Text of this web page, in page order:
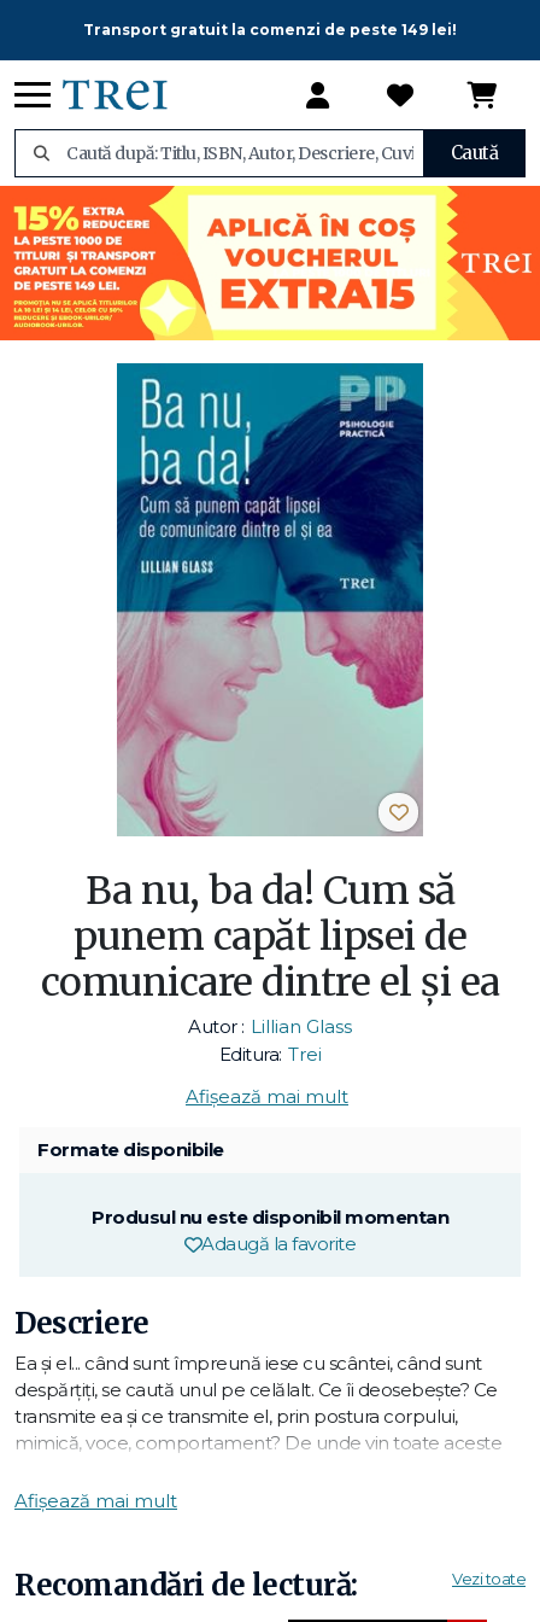
Transport gratuit la comenzi de peste 149 lei!
Caută
Ba nu, ba da! Cum să
punem capăt lipsei de
comunicare dintre el şi ea
Autor : Lillian Glass
Editura: Trei
Afișează mai mult
Formate disponibile
Produsul nu este disponibil momentan
Adaugă la favorite
Descriere
Ea şi el... când sunt împreună iese cu scântei, când sunt
despărţiţi, se caută unul pe celălalt. Ce îi deosebeşte? Ce
transmite ea şi ce transmite el, prin postura corpului,
mimică, voce, comportament? De unde vin toate aceste
parcursul vieţii? Sunt întrebări care ne intrigă, care ne
minimalizaţi de cei din tabăra sexului opus.
Afișează mai mult
Recomandări de lectură: Vezi toate